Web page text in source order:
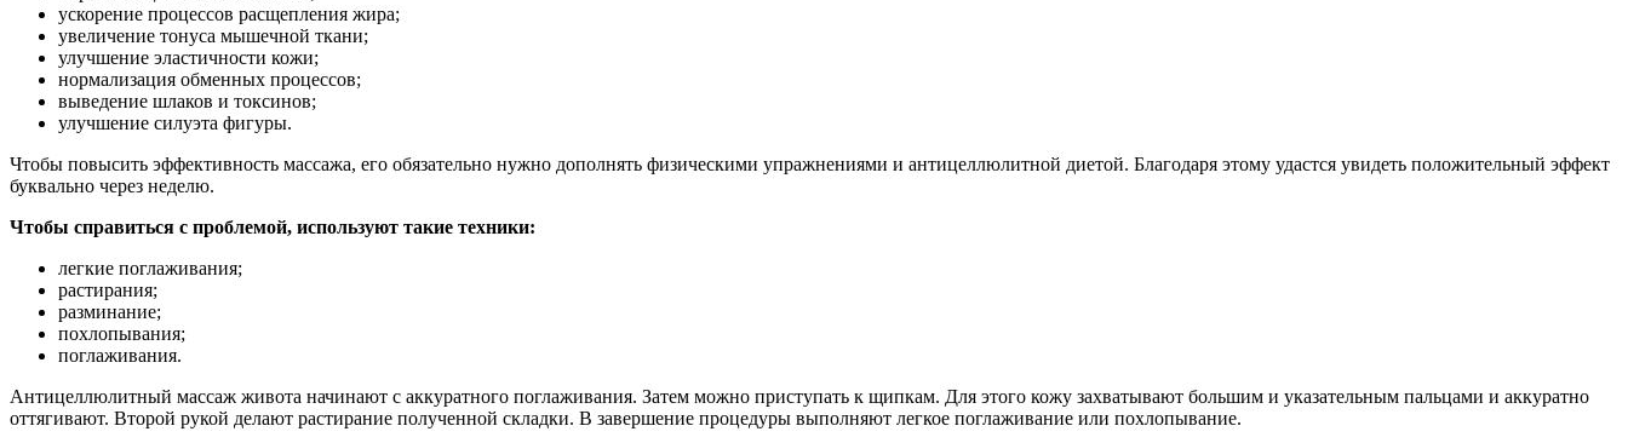
ускорение процессов расщепления жира;
увеличение тонуса мышечной ткани;
улучшение эластичности кожи;
нормализация обменных процессов;
выведение шлаков и токсинов;
улучшение силуэта фигуры.
Чтобы повысить эффективность массажа, его обязательно нужно дополнять физическими упражнениями и антицеллюлитной диетой. Благодаря этому удастся увидеть положительный эффект
буквально через неделю.
Чтобы справиться с проблемой, используют такие техники:
легкие поглаживания;
растирания;
разминание;
похлопывания;
поглаживания.
Антицеллюлитный массаж живота начинают с аккуратного поглаживания. Затем можно приступать к щипкам. Для этого кожу захватывают большим и указательным пальцами и аккуратно
оттягивают. Второй рукой делают растирание полученной складки. В завершение процедуры выполняют легкое поглаживание или похлопывание.